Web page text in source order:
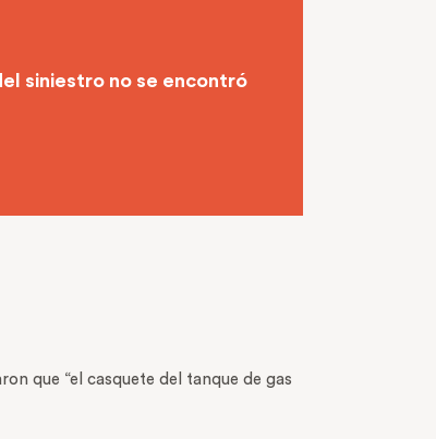
siniestro no se encontró
que “el casquete del tanque de gas